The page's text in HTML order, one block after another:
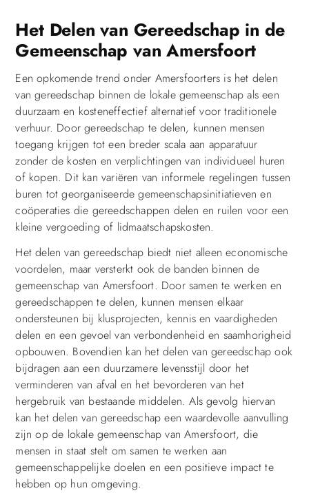
Het Delen van Gereedschap in de
Gemeenschap van Amersfoort
Een opkomende trend onder Amersfoorters is het delen
van gereedschap binnen de lokale gemeenschap als een
duurzaam en kosteneffectief alternatief voor traditionele
verhuur. Door gereedschap te delen, kunnen mensen
toegang krijgen tot een breder scala aan apparatuur
zonder de kosten en verplichtingen van individueel huren
of kopen. Dit kan variëren van informele regelingen tussen
buren tot georganiseerde gemeenschapsinitiatieven en
coöperaties die gereedschappen delen en ruilen voor een
kleine vergoeding of lidmaatschapskosten.
Het delen van gereedschap biedt niet alleen economische
voordelen, maar versterkt ook de banden binnen de
gemeenschap van Amersfoort. Door samen te werken en
gereedschappen te delen, kunnen mensen elkaar
ondersteunen bij klusprojecten, kennis en vaardigheden
delen en een gevoel van verbondenheid en saamhorigheid
opbouwen. Bovendien kan het delen van gereedschap ook
bijdragen aan een duurzamere levensstijl door het
verminderen van afval en het bevorderen van het
hergebruik van bestaande middelen. Als gevolg hiervan
kan het delen van gereedschap een waardevolle aanvulling
zijn op de lokale gemeenschap van Amersfoort, die
mensen in staat stelt om samen te werken aan
gemeenschappelijke doelen en een positieve impact te
hebben op hun omgeving.